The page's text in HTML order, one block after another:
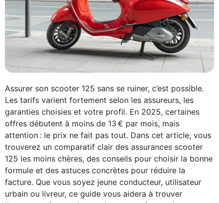
Assurer son scooter 125 sans se ruiner, c’est possible.
Les tarifs varient fortement selon les assureurs, les
garanties choisies et votre profil. En 2025, certaines
offres débutent à moins de 13 € par mois, mais
attention : le prix ne fait pas tout. Dans cet article, vous
trouverez un comparatif clair des assurances scooter
125 les moins chères, des conseils pour choisir la bonne
formule et des astuces concrètes pour réduire la
facture. Que vous soyez jeune conducteur, utilisateur
urbain ou livreur, ce guide vous aidera à trouver